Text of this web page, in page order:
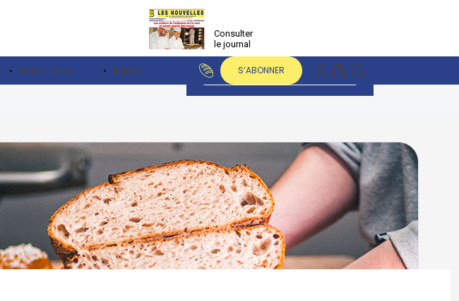
Consulter
le journal
Petites annonces Boutique S’ABONNER